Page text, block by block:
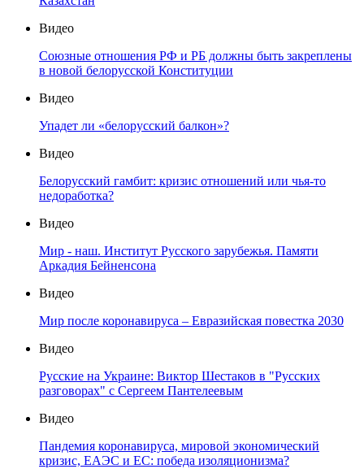
Видео
Союзные отношения РФ и РБ должны быть закреплены
в новой белорусской Конституции
Видео
Упадет ли «белорусский балкон»?
Видео
Белорусский гамбит: кризис отношений или чья-то
недоработка?
Видео
Мир - наш. Институт Русского зарубежья. Памяти
Аркадия Бейненсона
Видео
Мир после коронавируса – Евразийская повестка 2030
Видео
Русские на Украине: Виктор Шестаков в "Русских
разговорах" с Сергеем Пантелеевым
Видео
Пандемия коронавируса, мировой экономический
кризис, ЕАЭС и ЕС: победа изоляционизма?